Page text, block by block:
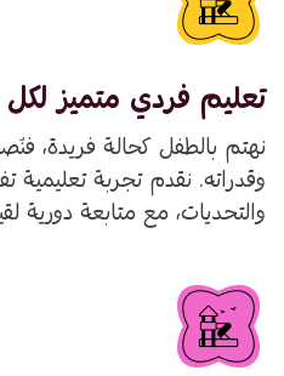
تعليم فردي متميز
نهتم بالطفل كحالة فريدة،
وقدراته. نقدم تجربة تعليمية
والتحديات، مع متابعة دورية